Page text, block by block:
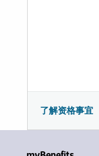
了解资格事宜